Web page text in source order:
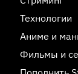
Технологии
Аниме и
Фильмы и